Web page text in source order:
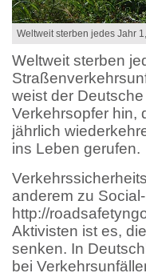
Weltweit sterben jedes Jahr
Weltweit sterben
weist der
Verkehrsopfer hin,
jährlich
ins Leben gerufen.
anderem zu
http://
Aktivisten ist es,
senken. In
bei